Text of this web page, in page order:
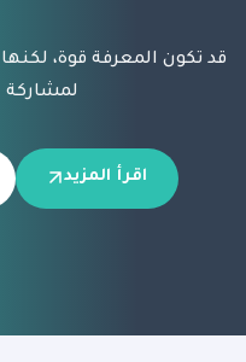
رضا
قد تكون المعرفة قوة،
لمشاركة
اقرأ المزيد